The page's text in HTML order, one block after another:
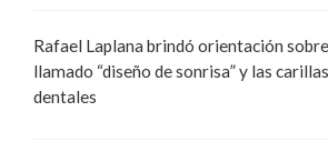
Rafael Laplana brindó orientación
llamado “diseño de sonrisa” y las carillas
dentales